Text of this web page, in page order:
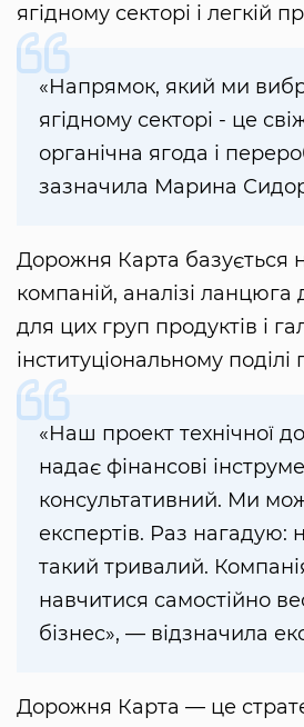
ягідному секторі і легкій
«Напрямок, який ми
ягідному секторі - це
органічна ягода і
зазначила Марина
Дорожня Карта базується
компаній, аналізі ланцюга
для цих груп продуктів і
інституціональному
«Наш проект технічної
надає фінансові
консультативний. Ми
експертів. Раз нагадую:
такий тривалий.
навчитися самостійно
бізнес», — відзначила
Дорожня Карта — це